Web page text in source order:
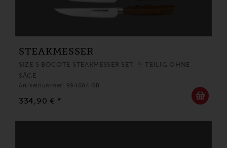
STEAKMESSER
SIZE S BOCOTE STEAKMESSER SET, 4-TEILIG OHNE
SÄGE
Artikelnummer: 994604 GB
334,90 € *